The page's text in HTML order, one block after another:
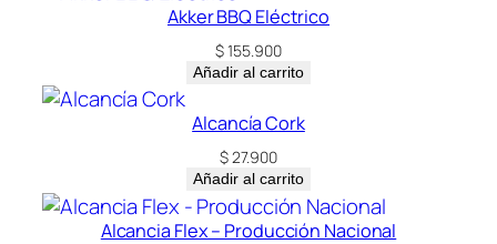
Akker BBQ Eléctrico
$155.900
Añadir al carrito
Alcancía Cork
$27.900
Añadir al carrito
Alcancia Flex – Producción Nacional